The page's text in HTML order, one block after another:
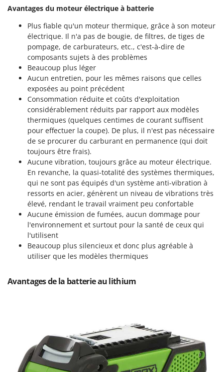
Pramac
Prismafood
R.G.V.
Rato
Reber
Redback
Resto Italia
Ribimex
Ripartrak
Ritter
River Systems
Robomow
Rossofuoco
Rover Pompe
Royal Food
Ryobi
Santos
Seven Italy
Shark
Silky
Avantages du moteur électrique à batterie
Plus fiable qu'un moteur thermique, grâce à son moteur
électrique. Il n'a pas de bougie, de filtres, de tiges de
pompage, de carburateurs, etc., c'est-à-dire de
composants sujets à des problèmes
Beaucoup plus léger
Aucun entretien, pour les mêmes raisons que celles
exposées au point précédent
Consommation réduite et coûts d'exploitation
considérablement réduits par rapport aux modèles
thermiques (quelques centimes de courant suffisent
pour effectuer la coupe). De plus, il n'est pas nécessaire
de se procurer du carburant en permanence (qui doit
toujours être frais).
Aucune vibration, toujours grâce au moteur électrique.
En revanche, la quasi-totalité des systèmes thermiques,
qui ne sont pas équipés d'un système anti-vibration à
ressorts en acier, génèrent un niveau de vibrations très
élevé, rendant le travail vraiment peu confortable
Aucune émission de fumées, aucun dommage pour
l'environnement et surtout pour la santé de ceux qui
l'utilisent
Beaucoup plus silencieux et donc plus agréable à
utiliser que les modèles thermiques
Avantages de la batterie au lithium